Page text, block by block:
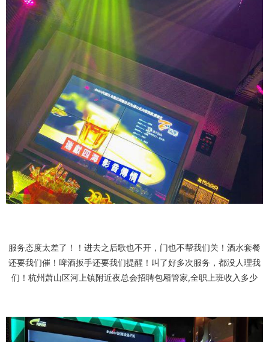
服务态度太差了！！进去之后歌也不开，门也不帮我们关！酒水套餐
还要我们催！啤酒扳手还要我们提醒！叫了好多次服务，都没人理我
们！杭州萧山区河上镇附近夜总会招聘包厢管家,全职上班收入多少